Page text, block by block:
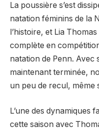
La poussière s’est
natation féminins de la
l’histoire, et Lia
complète en
natation de Penn. Avec
maintenant terminée,
un peu de recul, même
L’une des dynamiques
cette saison avec